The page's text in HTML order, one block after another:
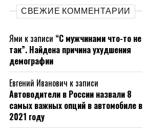
СВЕЖИЕ КОММЕНТАРИИ
Ями к записи “С мужчинами что-то не
так”. Найдена причина ухудшения
демографии
Евгений Иванович к записи
Автоводители в России назвали 8
самых важных опций в автомобиле в
2021 году